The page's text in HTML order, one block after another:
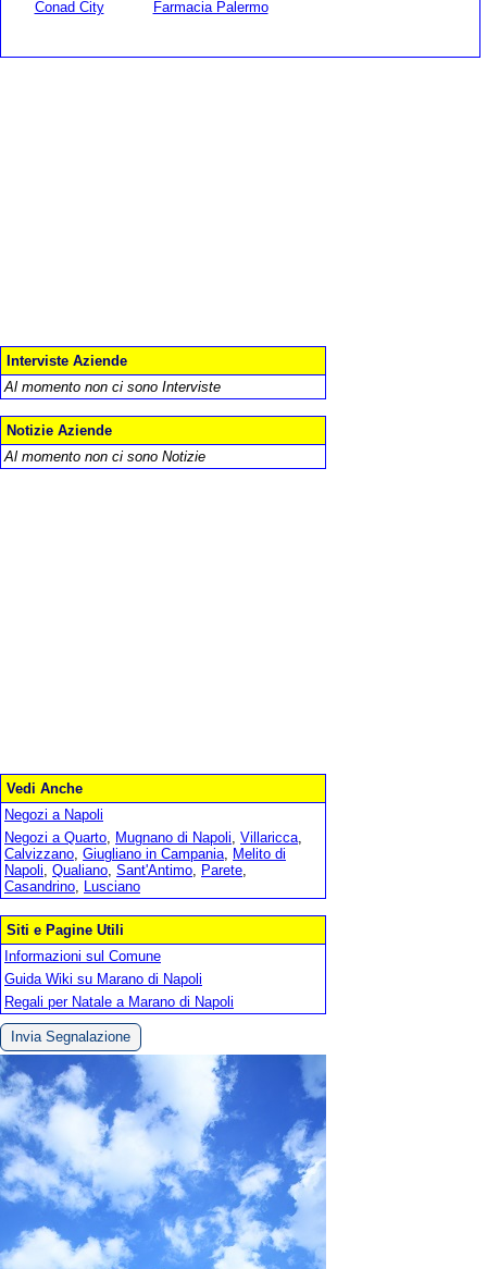
Conad City Farmacia Palermo
Interviste Aziende
Al momento non ci sono Interviste
Notizie Aziende
Al momento non ci sono Notizie
Vedi Anche
Negozi a Napoli
Negozi a Quarto, Mugnano di Napoli, Villaricca,
Calvizzano, Giugliano in Campania, Melito di
Napoli, Qualiano, Sant'Antimo, Parete,
Casandrino, Lusciano
Siti e Pagine Utili
Informazioni sul Comune
Guida Wiki su Marano di Napoli
Regali per Natale a Marano di Napoli
Invia Segnalazione